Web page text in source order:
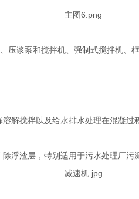
压浆泵和搅拌机、强制式搅拌机、
解搅拌以及给水排水处理在混凝
浮渣层，特别适用于污水处理厂污